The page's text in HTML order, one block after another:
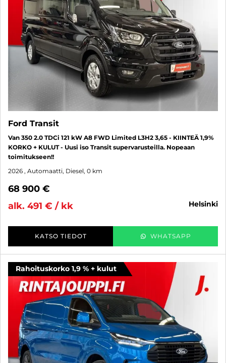
Ford Transit
Van 350 2.0 TDCi 121 kW A8 FWD Limited L3H2 3,65 - KIINTEÄ 1,9%
KORKO + KULUT - Uusi iso Transit supervarusteilla. Nopeaan
toimitukseen!!
2026 , Automaatti, Diesel, 0 km
68 900 €
alk. 491 € / kk
helsinki
KATSO TIEDOT WHATSAPP
Rahoituskorko 1,9 % + kulut